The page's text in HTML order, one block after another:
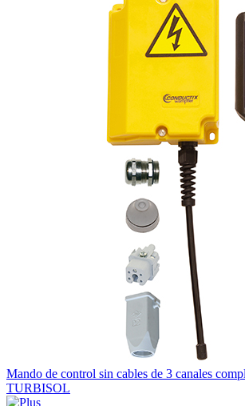
Mando de control sin cables de 3 canales
TURBISOL